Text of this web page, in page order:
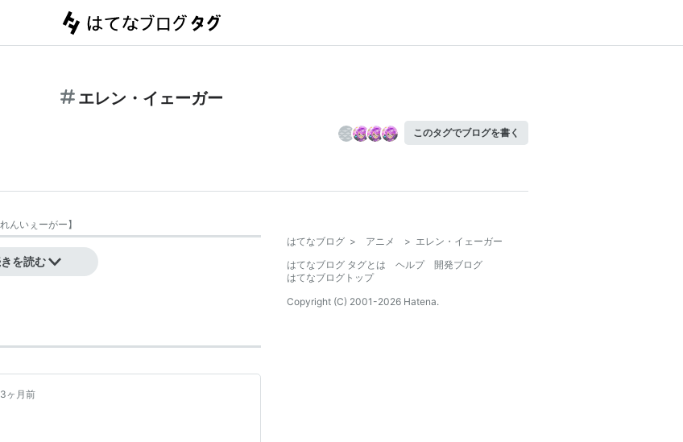
エレン・イェーガー
このタグでブログを書く
んいぇーがー】
）を読む
3ヶ月前
はてなブログ > アニメ > エレン・イェーガー
はてなブログ タグとは
ヘルプ
開発ブログ
はてなブログトップ
Copyright (C) 2001-2026 Hatena.